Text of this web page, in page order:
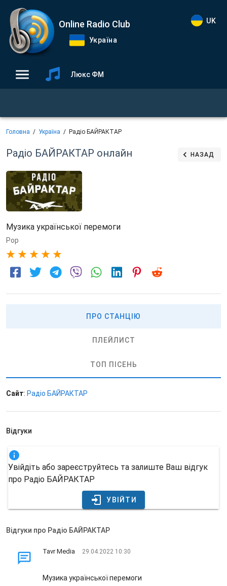
Online Radio Club
Україна
UK
Люкс ФМ
Головна Україна Радіо БАЙРАКТАР
Радіо БАЙРАКТАР онлайн НАЗАД
Музика української перемоги
Pop
ПРО СТАНЦІЮ
ПЛЕЙЛИСТ
ТОП ПІСЕНЬ
Сайт: Радіо БАЙРАКТАР
Відгуки
Увійдіть або зареєструйтесь та залиште Ваш відгук
про Радіо БАЙРАКТАР
УВІЙТИ
Відгуки про Радіо БАЙРАКТАР
Tavr Media 29.04.2022 10:30
Музика української перемоги